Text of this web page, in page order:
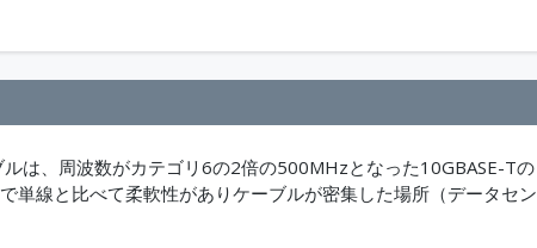
は、周波数がカテゴリ6の2倍の500MHzとなった10GBASE-Tの
単線と比べて柔軟性がありケーブルが密集した場所（データセン